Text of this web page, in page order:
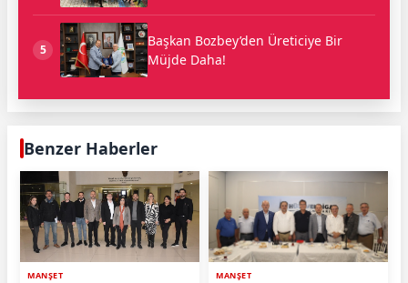
5
Başkan Bozbey’den Üreticiye Bir
Müjde Daha!
Benzer Haberler
MANŞET MANŞET